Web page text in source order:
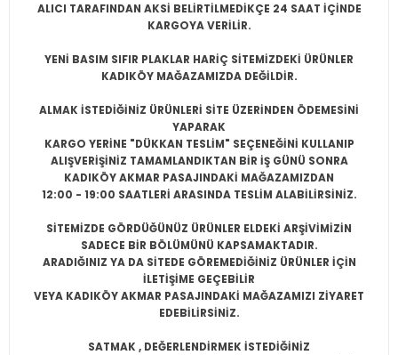
ALICI TARAFINDAN AKSİ BELİRTİLMEDİKÇE 24 SAAT İÇİNDE
KARGOYA VERİLİR.
YENİ BASIM SIFIR PLAKLAR HARİÇ SİTEMİZDEKİ ÜRÜNLER
KADIKÖY MAĞAZAMIZDA DEĞİLDİR.
ALMAK İSTEDİĞİNİZ ÜRÜNLERİ SİTE ÜZERİNDEN ÖDEMESİNİ
YAPARAK
KARGO YERİNE "DÜKKAN TESLİM" SEÇENEĞİNİ KULLANIP
ALIŞVERİŞİNİZ TAMAMLANDIKTAN BİR İŞ GÜNÜ SONRA
KADIKÖY AKMAR PASAJINDAKİ MAĞAZAMIZDAN
12:00 - 19:00 SAATLERİ ARASINDA TESLİM ALABİLİRSİNİZ.
SİTEMİZDE GÖRDÜĞÜNÜZ ÜRÜNLER ELDEKİ ARŞİVİMİZİN
SADECE BİR BÖLÜMÜNÜ KAPSAMAKTADIR.
ARADIĞINIZ YA DA SİTEDE GÖREMEDİĞİNİZ ÜRÜNLER İÇİN
İLETİŞİME GEÇEBİLİR
VEYA KADIKÖY AKMAR PASAJINDAKİ MAĞAZAMIZI ZİYARET
EDEBİLİRSİNİZ.
SATMAK , DEĞERLENDİRMEK İSTEDİĞİNİZ